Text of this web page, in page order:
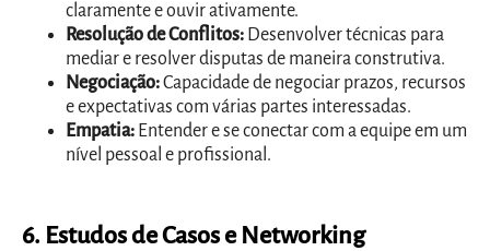
claramente e ouvir ativamente.
Resolução de Conflitos: Desenvolver técnicas para
mediar e resolver disputas de maneira construtiva.
Negociação:Capacidade de negociar prazos, recursos
e expectativas com várias partes interessadas.
Empatia: Entender e se conectar com a equipe em um
nível pessoal e profissional.
6. Estudos de Casos e Networking